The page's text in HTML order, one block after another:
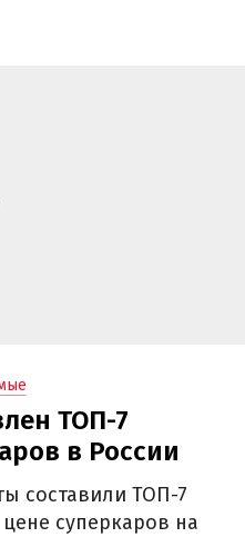
ТОП-7
в России
составили ТОП-7
суперкаров на